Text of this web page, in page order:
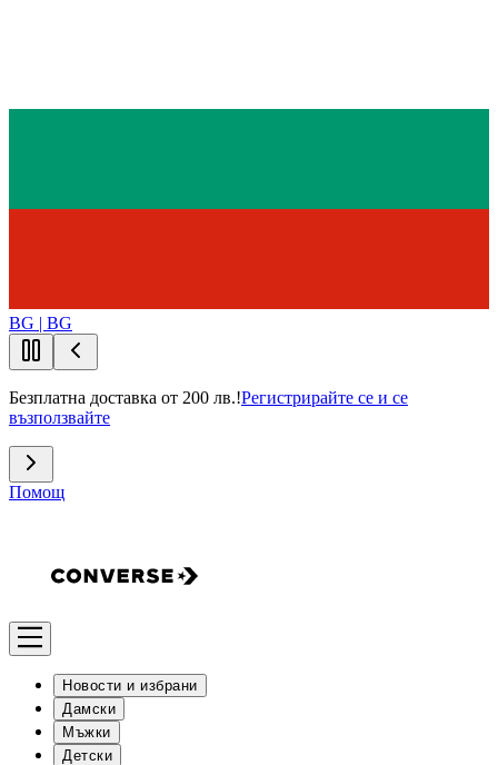
BG | BG
Безплатна доставка от 200 лв.!Регистрирайте се и се
възползвайте
Помощ
Новости и избрани
Дамски
Мъжки
Детски